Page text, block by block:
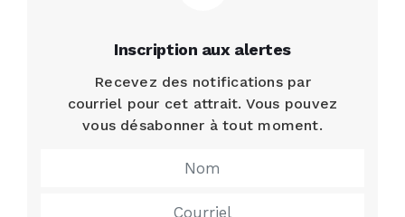
Inscription aux alertes
Recevez des notifications par
courriel pour cet attrait. Vous pouvez
vous désabonner à tout moment.